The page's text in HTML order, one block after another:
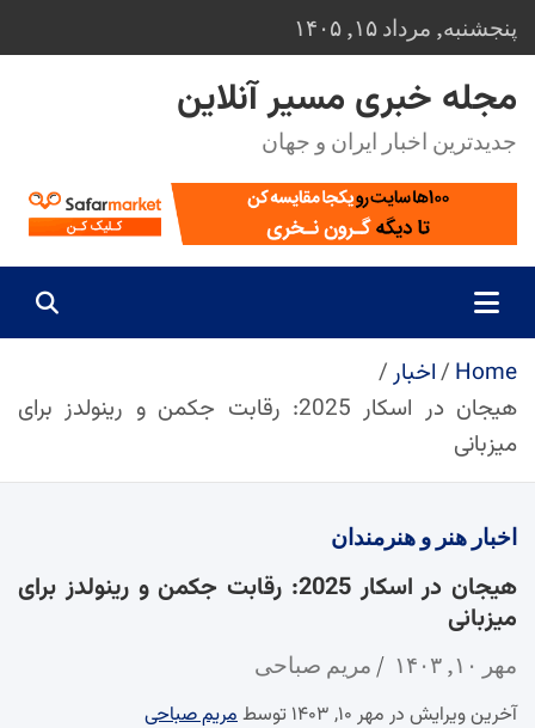
Skip
to
content
پنجشنبه, مرداد ۱۵, ۱۴۰۵
مجله خبری مسیر آنلاین
جدیدترین اخبار ایران و جهان
Home
اخبار
هیجان در اسکار 2025: رقابت جکمن و رینولدز برای
میزبانی
اخبار هنر و هنرمندان
هیجان در اسکار 2025: رقابت جکمن و رینولدز برای
میزبانی
مهر ۱۰, ۱۴۰۳ مریم صباحی
آخرین ویرایش در مهر ۱۰, ۱۴۰۳ توسط
مریم صباحی